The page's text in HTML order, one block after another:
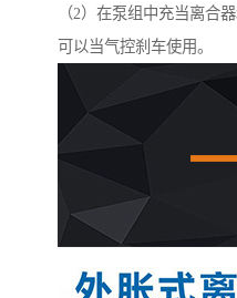
（2）在泵组中充当离合
可以当气控刹车使用。